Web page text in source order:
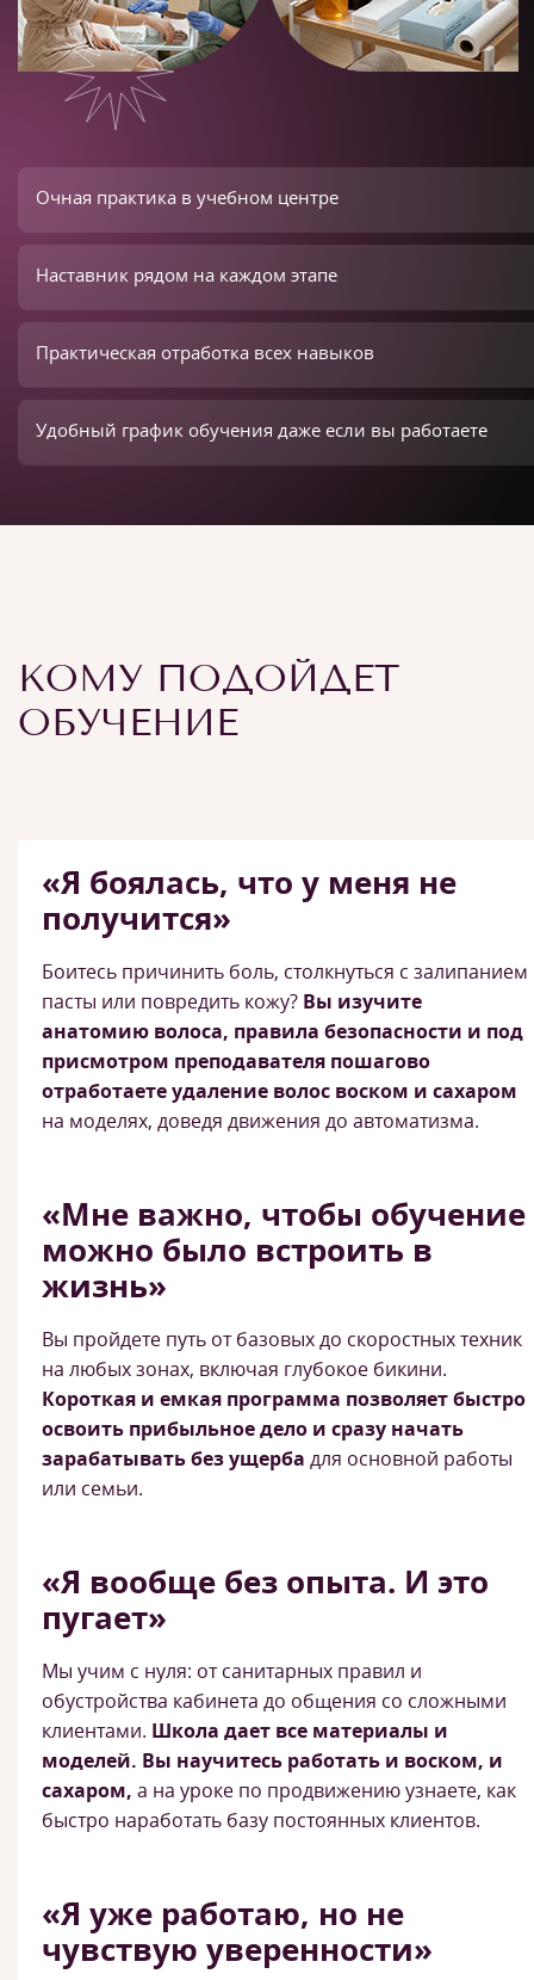
Очная практика в учебном центре
Наставник рядом на каждом этапе
Практическая отработка всех навыков
Удобный график обучения даже если вы работаете
КОМУ ПОДОЙДЕТ
ОБУЧЕНИЕ
«Я боялась, что у меня не
получится»
Боитесь причинить боль, столкнуться с залипанием
пасты или повредить кожу? Вы изучите
анатомию волоса, правила безопасности и под
присмотром преподавателя пошагово
отработаете удаление волос воском и сахаром
на моделях, доведя движения до автоматизма.
«Мне важно, чтобы обучение
можно было встроить в
жизнь»
Вы пройдете путь от базовых до скоростных техник
на любых зонах, включая глубокое бикини.
Короткая и емкая программа позволяет быстро
освоить прибыльное дело и сразу начать
зарабатывать без ущерба для основной работы
или семьи.
«Я вообще без опыта. И это
пугает»
Мы учим с нуля: от санитарных правил и
обустройства кабинета до общения со сложными
клиентами. Школа дает все материалы и
моделей. Вы научитесь работать и воском, и
сахаром, а на уроке по продвижению узнаете, как
быстро наработать базу постоянных клиентов.
«Я уже работаю, но не
чувствую уверенности»